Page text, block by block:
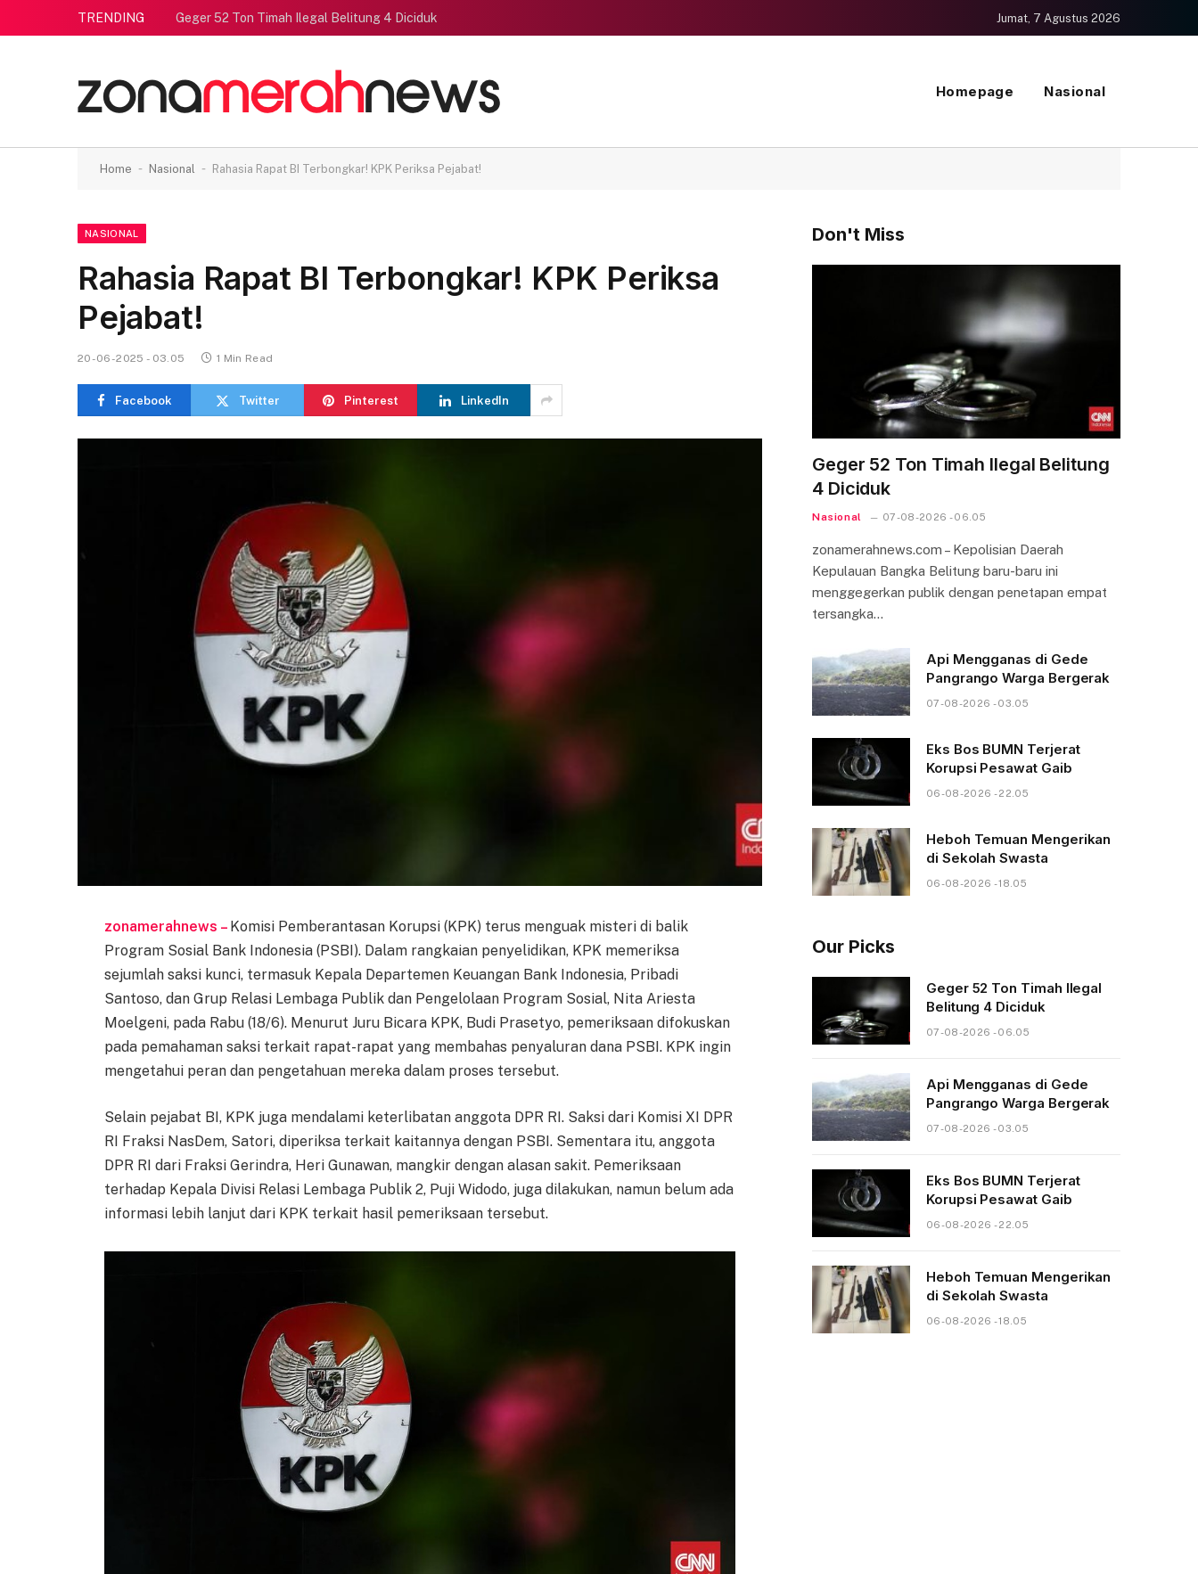
TRENDING Geger 52 Ton Timah Ilegal Belitung 4 Diciduk Jumat, 7 Agustus 2026
Homepage Nasional
Home - Nasional - Rahasia Rapat BI Terbongkar! KPK Periksa Pejabat!
NASIONAL
Rahasia Rapat BI Terbongkar! KPK Periksa
Pejabat!
20-06-2025 - 03.05 1 Min Read
Facebook Twitter Pinterest LinkedIn
zonamerahnews – Komisi Pemberantasan Korupsi (KPK) terus menguak misteri di balik
Program Sosial Bank Indonesia (PSBI). Dalam rangkaian penyelidikan, KPK memeriksa
sejumlah saksi kunci, termasuk Kepala Departemen Keuangan Bank Indonesia, Pribadi
Santoso, dan Grup Relasi Lembaga Publik dan Pengelolaan Program Sosial, Nita Ariesta
Moelgeni, pada Rabu (18/6). Menurut Juru Bicara KPK, Budi Prasetyo, pemeriksaan difokuskan
pada pemahaman saksi terkait rapat-rapat yang membahas penyaluran dana PSBI. KPK ingin
mengetahui peran dan pengetahuan mereka dalam proses tersebut.
Selain pejabat BI, KPK juga mendalami keterlibatan anggota DPR RI. Saksi dari Komisi XI DPR
RI Fraksi NasDem, Satori, diperiksa terkait kaitannya dengan PSBI. Sementara itu, anggota
DPR RI dari Fraksi Gerindra, Heri Gunawan, mangkir dengan alasan sakit. Pemeriksaan
terhadap Kepala Divisi Relasi Lembaga Publik 2, Puji Widodo, juga dilakukan, namun belum ada
informasi lebih lanjut dari KPK terkait hasil pemeriksaan tersebut.
Don't Miss
Geger 52 Ton Timah Ilegal Belitung
4 Diciduk
Nasional 07-08-2026 - 06.05
zonamerahnews.com – Kepolisian Daerah
Kepulauan Bangka Belitung baru-baru ini
menggegerkan publik dengan penetapan empat
tersangka…
Api Mengganas di Gede
Pangrango Warga Bergerak
07-08-2026 - 03.05
Eks Bos BUMN Terjerat
Korupsi Pesawat Gaib
06-08-2026 - 22.05
Heboh Temuan Mengerikan
di Sekolah Swasta
06-08-2026 - 18.05
Our Picks
Geger 52 Ton Timah Ilegal
Belitung 4 Diciduk
07-08-2026 - 06.05
Api Mengganas di Gede
Pangrango Warga Bergerak
07-08-2026 - 03.05
Eks Bos BUMN Terjerat
Korupsi Pesawat Gaib
06-08-2026 - 22.05
Heboh Temuan Mengerikan
di Sekolah Swasta
06-08-2026 - 18.05